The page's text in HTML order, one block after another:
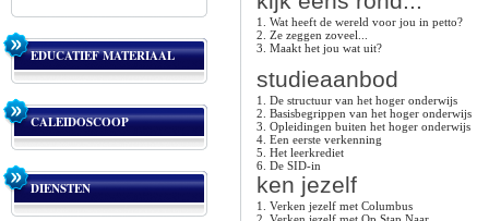
EDUCATIEF MATERIAAL
CALEIDOSCOOP
DIENSTEN
1. Wat heeft de wereld voor jou in petto?
2. Ze zeggen zoveel...
3. Maakt het jou wat uit?
studieaanbod
1. De structuur van het hoger onderwijs
2. Basisbegrippen van het hoger onderwijs
3. Opleidingen buiten het hoger onderwijs
4. Een eerste verkenning
5. Het leerkrediet
6. De SID-in
ken jezelf
1. Verken jezelf met Columbus